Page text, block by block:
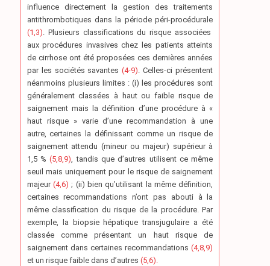
influence directement la gestion des traitements
antithrombotiques dans la période péri-procédurale
(1,3). Plusieurs classifications du risque associées
aux procédures invasives chez les patients atteints
de cirrhose ont été proposées ces dernières années
par les sociétés savantes(4-9). Celles-ci présentent
néanmoins plusieurs limites : (i) les procédures sont
généralement classées à haut ou faible risque de
saignement mais la définition d’une procédure à «
haut risque » varie d’une recommandation à une
autre, certaines la définissant comme un risque de
saignement attendu (mineur ou majeur) supérieur à
1,5 %(5,8,9), tandis que d’autres utilisent ce même
seuil mais uniquement pour le risque de saignement
majeur(4,6) ; (ii) bien qu’utilisant la même définition,
certaines recommandations n’ont pas abouti à la
même classification du risque de la procédure. Par
exemple, la biopsie hépatique transjugulaire a été
classée comme présentant un haut risque de
saignement dans certaines recommandations(4,8,9)
et un risque faible dans d’autres (5,6).